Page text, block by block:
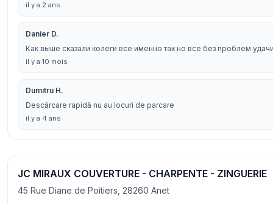
il y a 2 ans
Danier D.
Как выше сказали колеги все именно так но все без проблем
il y a 10 mois
Dumitru H.
Descărcare rapidă nu au locuri de parcare
il y a 4 ans
JC MIRAUX COUVERTURE - CHARPENTE - ZINGUERIE
45 Rue Diane de Poitiers, 28260 Anet